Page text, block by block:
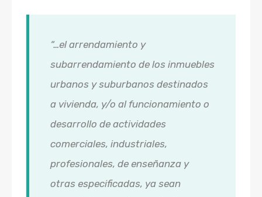
“…el arrendamiento y
subarrendamiento de los inmuebles
urbanos y suburbanos destinados
a vivienda, y/o al funcionamiento o
desarrollo de actividades
comerciales, industriales,
profesionales, de enseñanza y
otras especificadas, ya sean